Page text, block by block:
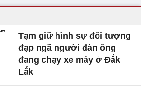
Tạm giữ hình sự đối tượng
đạp ngã người đàn ông
đang chạy xe máy ở Đắk
Lắk